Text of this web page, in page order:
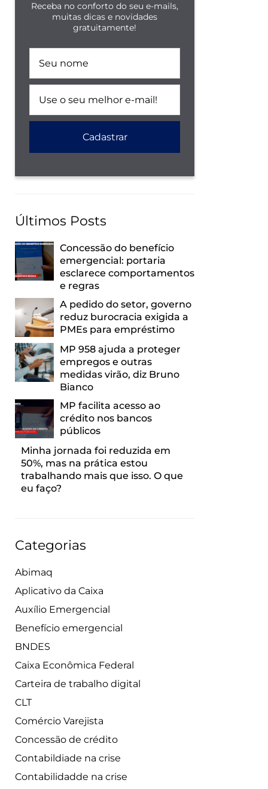
Receba no conforto do seu e-mails,
muitas dicas e novidades
gratuitamente!
Últimos Posts
Concessão do benefício
emergencial: portaria
esclarece comportamentos
e regras
A pedido do setor, governo
reduz burocracia exigida a
PMEs para empréstimo
MP 958 ajuda a proteger
empregos e outras
medidas virão, diz Bruno
Bianco
MP facilita acesso ao
crédito nos bancos
públicos
Minha jornada foi reduzida em
50%, mas na prática estou
trabalhando mais que isso. O que
eu faço?
Categorias
Abimaq
Aplicativo da Caixa
Auxílio Emergencial
Benefício emergencial
BNDES
Caixa Econômica Federal
Carteira de trabalho digital
CLT
Comércio Varejista
Concessão de crédito
Contabildiade na crise
Contabilidadde na crise